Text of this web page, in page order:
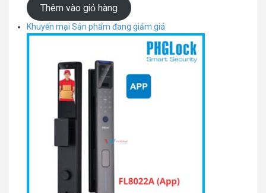
Thêm vào giỏ hàng
Khuyến mại Sản phẩm đang giảm giá